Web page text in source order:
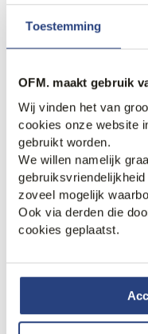
Toestemming
OFM. maakt gebruik
Wij vinden het van
cookies onze website
gebruikt worden.
We willen namelijk
zoveel mogelijk
Ook via derden die
cookies geplaatst.
Weekdeal.